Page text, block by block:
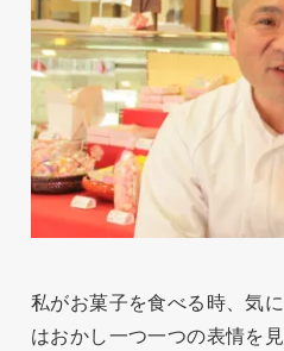
私がお菓子を食べる時、気
はおかし一つ一つの表情を